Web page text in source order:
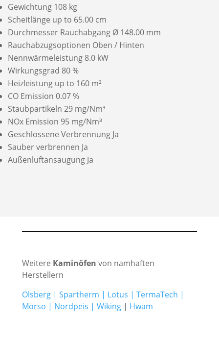
Gewichtung 108 kg
Scheitlänge up to 65.00 cm
Durchmesser Rauchabgang Ø 148.00 mm
Rauchabzugsoptionen Oben / Hinten
Nennwärmeleistung 8.0 kW
Wirkungsgrad 80 %
Heizleistung up to 160 m²
CO Emission 0.07 %
Staubpartikeln 29 mg/Nm³
NOx Emission 95 mg/Nm³
Geschlossene Verbrennung Ja
Sauber verbrennen Ja
Außenluftansaugung Ja
Weitere Kaminöfen von namhaften
Herstellern
Olsberg| Spartherm | Lotus | TermaTech |
Morso | Nordpeis | Wiking| Hwam